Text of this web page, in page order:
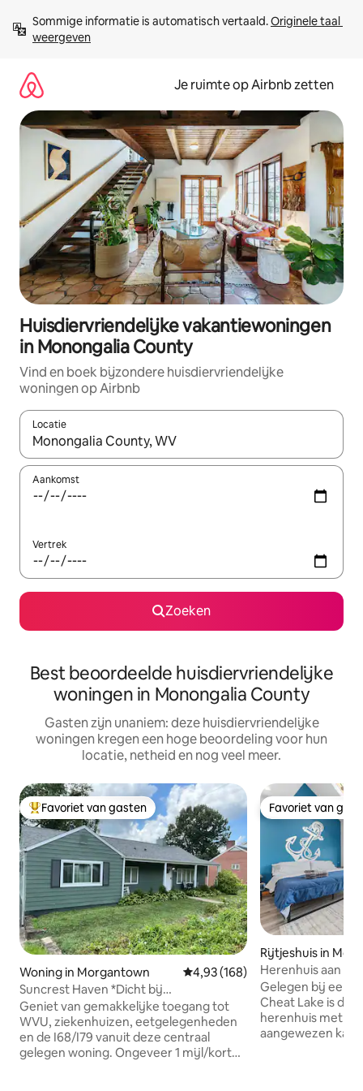
direct
naar
Sommige informatie is automatisch vertaald. Originele taal
weergeven
Je ruimte op Airbnb zetten
Huisdiervriendelijke vakantiewoningen
in Monongalia County
Vind en boek bijzondere huisdiervriendelijke
woningen op Airbnb
Locatie
Wanneer er suggesties beschikbaar zijn, maak je een keuze
Aankomst
Vertrek
Zoeken
Best beoordeelde huisdiervriendelijke
woningen in Monongalia County
Gasten zijn unaniem: deze huisdiervriendelijke
woningen kregen een hoge beoordeling voor hun
locatie, netheid en nog veel meer.
Topfavoriet van gasten
Favoriet van gasten
Woning in Morgantown Gemiddelde beoordeling van
4,93 (168)
Suncrest Haven *Dicht bij
WVU/ziekenhuizen
Geniet van gemakkelijke toegang tot
WVU, ziekenhuizen, eetgelegenheden
en de I68/I79 vanuit deze centraal
gelegen woning. Ongeveer 1 mijl/korte
Favoriet van
Favoriet van
Rijtjeshuis in
Herenhuis aan
snelwegen en
Gelegen bij een
Cheat Lake is dit
herenhuis met 3
aangewezen